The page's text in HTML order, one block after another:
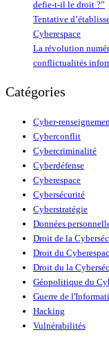
defie-t-il le droit ?”
Tentative
Cyberespace
La révolution
conflictualités
Catégories
Cyber-
Cyberconflit
Cybercriminalité
Cyberdéfense
Cyberespace
Cybersécurité
Cyberstratégie
Données
Droit de la
Droit du
Droit du la
Géopolitique du
Guerre de
Hacking
Vulnérabilités